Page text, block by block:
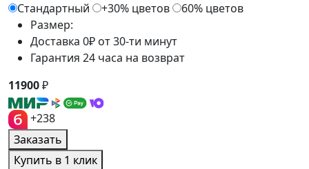
Стандартный
+30% цветов
60% цветов
Размер:
Доставка 0₽ от 30-ти минут
Гарантия 24 часа на возврат
11900₽
+238
Заказать
Купить в 1 клик